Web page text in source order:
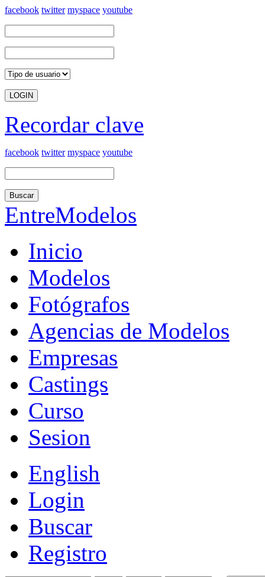
facebook twitter myspace youtube
Recordar clave
facebook twitter myspace youtube
Buscar
EntreModelos
Inicio
Modelos
Fotógrafos
Agencias de Modelos
Empresas
Castings
Curso
Sesion
English
Login
Buscar
Registro